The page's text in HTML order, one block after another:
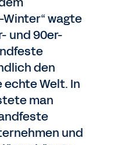
wagte
und 90er-
den
echte Welt. In
man
und